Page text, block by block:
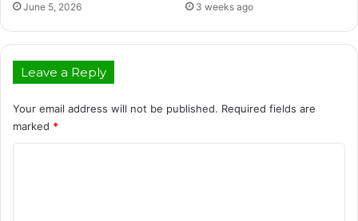
June 5, 2026 3 weeks ago
Leave a Reply
Your email address will not be published. Required fields are
marked *